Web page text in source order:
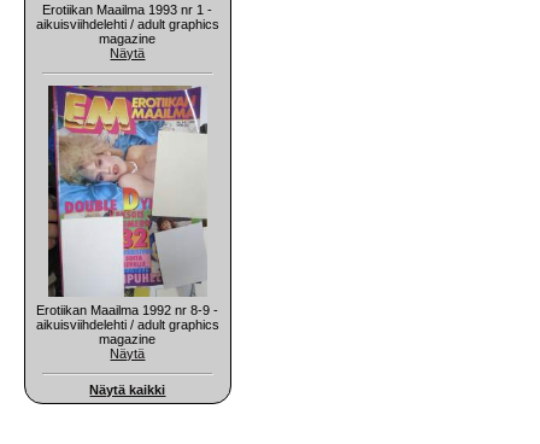
Erotiikan Maailma 1993 nr 1 -
aikuisviihdelehti / adult graphics
magazine
Näytä
Erotiikan Maailma 1992 nr 8-9 -
aikuisviihdelehti / adult graphics
magazine
Näytä
Näytä kaikki